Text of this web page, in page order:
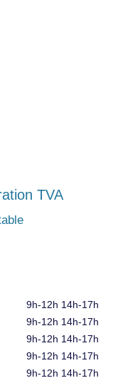
TVA
9h-12h 14h-17h
9h-12h 14h-17h
9h-12h 14h-17h
9h-12h 14h-17h
9h-12h 14h-17h